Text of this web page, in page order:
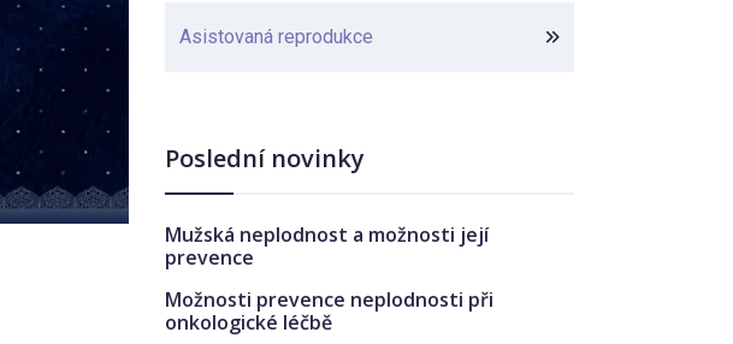
Asistovaná reprodukce
Poslední novinky
Mužská neplodnost a možnosti její
prevence
Možnosti prevence neplodnosti při
onkologické léčbě